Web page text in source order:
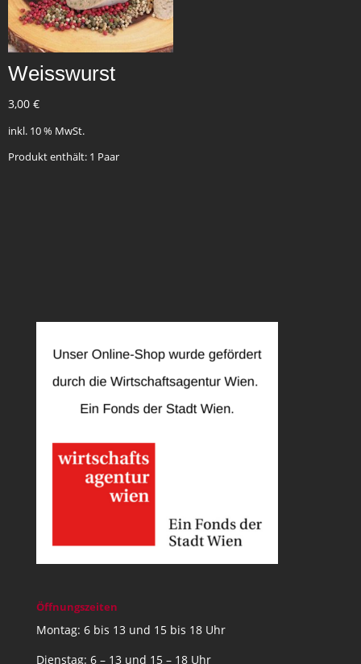
Weisswurst
3,00 €
inkl. 10 % MwSt.
Produkt enthält: 1 Paar
Öffnungszeiten
Montag: 6 bis 13 und 15 bis 18 Uhr
Dienstag: 6 – 13 und 15 – 18 Uhr